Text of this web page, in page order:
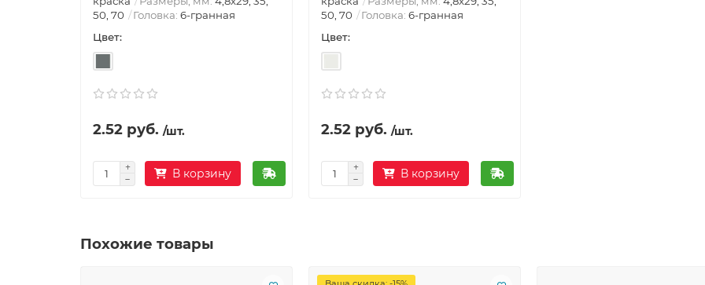
50, 70
Головка: 6-гранная
Цвет:
2.52 руб. /шт.
В корзину
50, 70
Головка: 6-гранная
Цвет:
2.52 руб. /шт.
В корзину
Похожие товары